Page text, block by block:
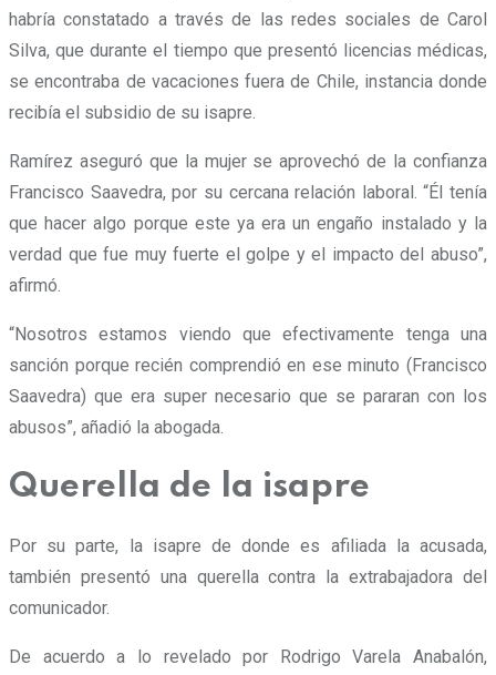
habría constatado a través de las redes sociales de Carol
Silva, que durante el tiempo que presentó licencias médicas,
se encontraba de vacaciones fuera de Chile, instancia donde
recibía el subsidio de su isapre.
Ramírez aseguró que la mujer se aprovechó de la confianza
Francisco Saavedra, por su cercana relación laboral. “Él tenía
que hacer algo porque este ya era un engaño instalado y la
verdad que fue muy fuerte el golpe y el impacto del abuso”,
afirmó.
“Nosotros estamos viendo que efectivamente tenga una
sanción porque recién comprendió en ese minuto (Francisco
Saavedra) que era super necesario que se pararan con los
abusos”, añadió la abogada.
Querella de la isapre
Por su parte, la isapre de donde es afiliada la acusada,
también presentó una querella contra la extrabajadora del
comunicador.
De acuerdo a lo revelado por Rodrigo Varela Anabalón,